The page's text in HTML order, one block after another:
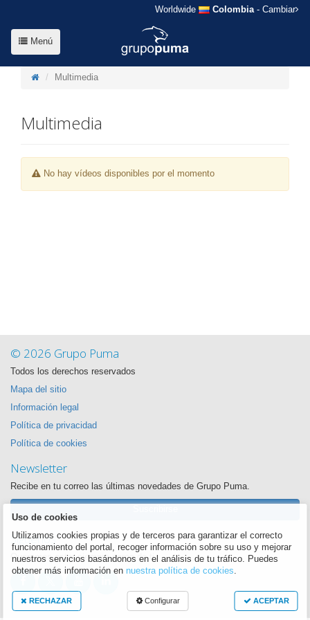
Worldwide Colombia- Cambiar
Menú
Multimedia
Multimedia
No hay vídeos disponibles por el momento
© 2026 Grupo Puma
Todos los derechos reservados
Mapa del sitio
Información legal
Política de privacidad
Política de cookies
Newsletter
Recibe en tu correo las últimas novedades de Grupo Puma.
Síguenos
Queremos estar siempre cerca de ti
Uso de cookies
Utilizamos cookies propias y de terceros para garantizar el correcto
funcionamiento del portal, recoger información sobre su uso y mejorar
nuestros servicios basándonos en el análisis de tu tráfico. Puedes
obtener más información en nuestra política de cookies.
RECHAZAR Configurar ACEPTAR